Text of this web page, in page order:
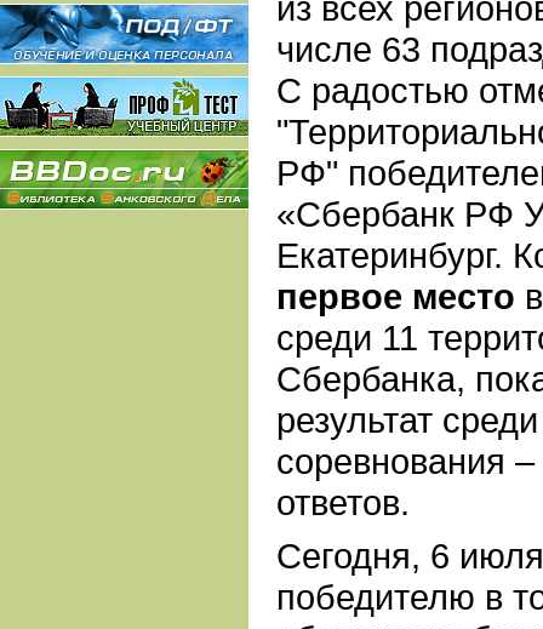
числе 63
С радостью
РФ"
«Сбербанк РФ
Екатеринбург.
первое место
среди 11
Сбербанка,
результат
соревнования
ответов.
Сегодня, 6
победителю в